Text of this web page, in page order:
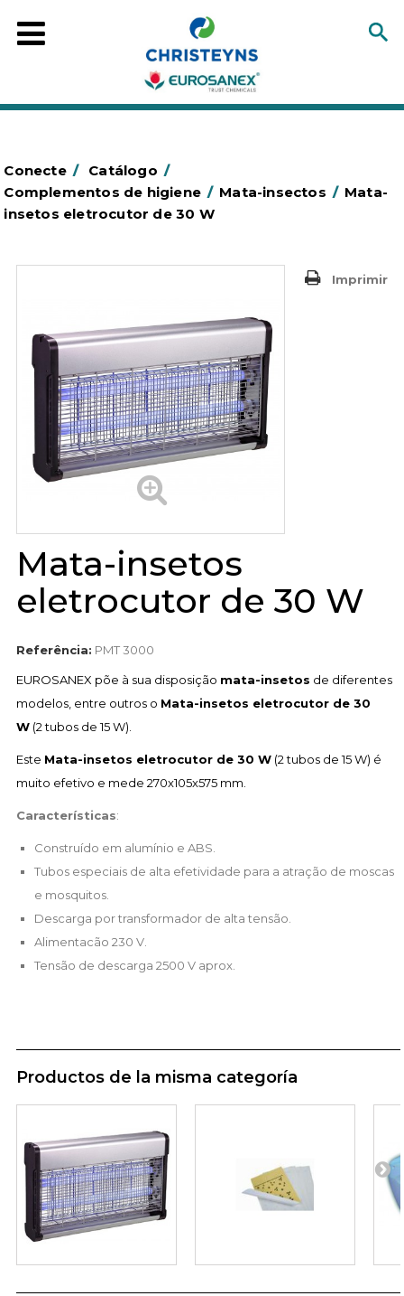
Conecte / Catálogo /
Complementos de higiene / Mata-insectos / Mata-
insetos eletrocutor de 30 W
Imprimir
Mata-insetos
eletrocutor de 30 W
Referência: PMT 3000
EUROSANEX põe à sua disposição mata-insetos de diferentes
modelos, entre outros o Mata-insetos eletrocutor de 30
W(2 tubos de 15 W).
Este Mata-insetos eletrocutor de 30 W(2 tubos de 15 W) é
muito efetivo e mede 270x105x575 mm.
Características:
Construído em alumínio e ABS.
Tubos especiais de alta efetividade para a atração de moscas
e mosquitos.
Descarga por transformador de alta tensão.
Alimentacão 230 V.
Tensão de descarga 2500 V aprox.
Productos de la misma categoría